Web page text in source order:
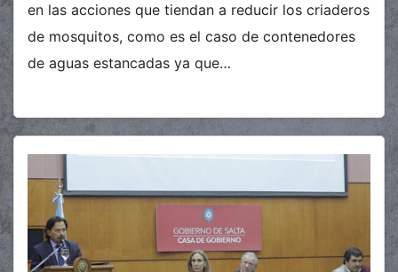
en las acciones que tiendan a reducir los criaderos
de mosquitos, como es el caso de contenedores
de aguas estancadas ya que…